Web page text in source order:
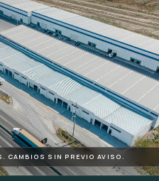
CAMBIOS SIN PREVIO AVISO.